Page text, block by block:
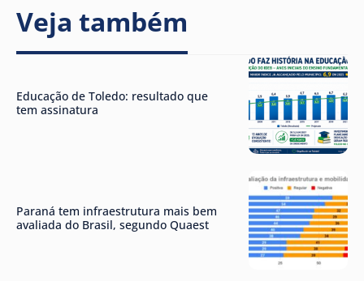
Veja também
Educação de Toledo: resultado que
tem assinatura
Paraná tem infraestrutura mais bem
avaliada do Brasil, segundo Quaest